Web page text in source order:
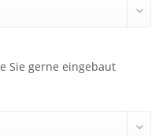
Sie gerne eingebaut